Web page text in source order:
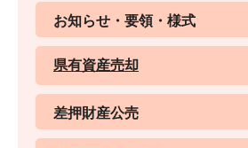
お知らせ・要領・様式
県有資産売却
差押財産公売